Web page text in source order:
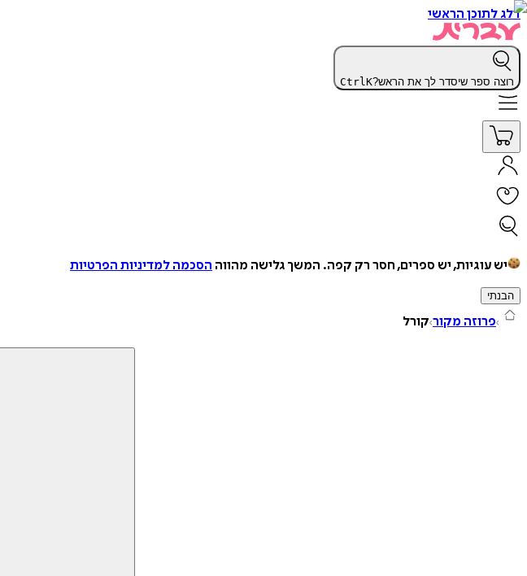
דלג לתוכן הראשי
רוצה ספר שיסדר לך את הראש? CtrlK
יש עוגיות, יש ספרים, חסר רק קפה. המשך גלישה מהווה הסכמה למדיניות הפרטיות
הבנתי
פרוזה מקור קורל